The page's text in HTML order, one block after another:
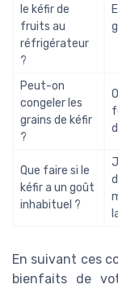
le kéfir de
fruits au
réfrigérateur
?
Peut-on
congeler les
grains de kéfir
?
Que faire si le
kéfir a un goût
inhabituel ?
En suivant ces
bienfaits de